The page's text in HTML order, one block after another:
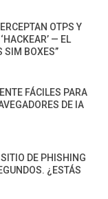
OTPS Y
— EL
SIM BOXES”
FÁCILES PARA
DE IA
DE PHISHING
¿ESTÁS